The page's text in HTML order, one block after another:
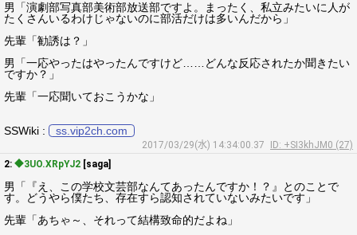
男「演劇部写真部美術部放送部ですよ。まったく、私立みたいに人が
たくさんいるわけじゃないのに部活だけは多いんだから」
先輩「勧誘は？」
男「一応やったはやったんですけど……どんな反応されたか聞きたい
ですか？」
先輩「一応聞いておこうかな」
SSWiki : ss.vip2ch.com
2017/03/29(水) 14:34:00.37
ID: +SI3khJM0 (27)
2: ◆3UO.XRpYJ2 [saga]
男「『え、この学校文芸部なんてあったんですか！？』とのことで
す。どうやら僕たち、存在すら認知されていないみたいです」
先輩「あちゃ～、それって結構致命的だよね」